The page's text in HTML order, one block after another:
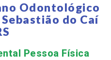
Odontológico
do Caí
Pessoa Física​